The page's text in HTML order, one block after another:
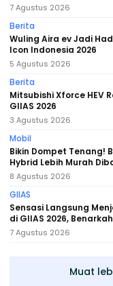
7 Agustus 2026
Berita
Wuling Aira ev Jadi
Icon Indonesia 2026
5 Agustus 2026
Berita
Mitsubishi Xforce HEV
GIIAS 2026
3 Agustus 2026
Mobil
Bikin Dompet Tenang!
Hybrid Lebih Murah
8 Agustus 2026
GIIAS
Sensasi Langsung
di GIIAS 2026,
7 Agustus 2026
Muat